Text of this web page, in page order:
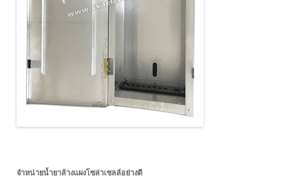
จำหน่ายน้ำยาล้างแผงโซล่าเซลล์อย่างดี